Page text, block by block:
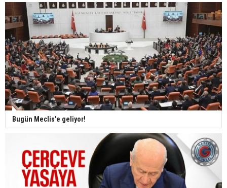
Bugün Meclis'e geliyor!